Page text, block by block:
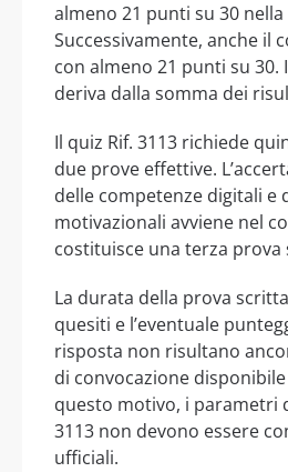
almeno 21 punti su 30
Successivamente, anche il
con almeno 21 punti su 30.
deriva dalla somma dei
Il quiz Rif. 3113 richiede
due prove effettive.
delle competenze digitali e
motivazionali avviene nel
costituisce una terza prova
La durata della prova
quesiti e l’eventuale
risposta non risultano
di convocazione
questo motivo, i parametri
3113 non devono essere
ufficiali.